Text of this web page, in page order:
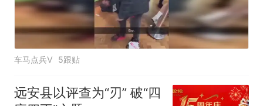
车马点兵V 5跟贴
远安县以评查为“刃” 破“四